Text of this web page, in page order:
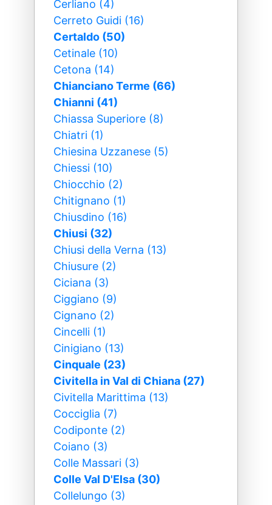
Cerliano (4)
Cerreto Guidi (16)
Certaldo (50)
Cetinale (10)
Cetona (14)
Chianciano Terme (66)
Chianni (41)
Chiassa Superiore (8)
Chiatri (1)
Chiesina Uzzanese (5)
Chiessi (10)
Chiocchio (2)
Chitignano (1)
Chiusdino (16)
Chiusi (32)
Chiusi della Verna (13)
Chiusure (2)
Ciciana (3)
Ciggiano (9)
Cignano (2)
Cincelli (1)
Cinigiano (13)
Cinquale (23)
Civitella in Val di Chiana (27)
Civitella Marittima (13)
Cocciglia (7)
Codiponte (2)
Coiano (3)
Colle Massari (3)
Colle Val D'Elsa (30)
Collelungo (3)